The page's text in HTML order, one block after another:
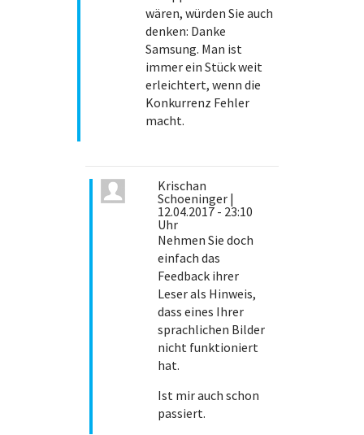
wären, würden Sie auch
denken: Danke
Samsung. Man ist
immer ein Stück weit
erleichtert, wenn die
Konkurrenz Fehler
macht.
Krischan
Schoeninger |
12.04.2017 - 23:10
Uhr
Nehmen Sie doch
einfach das
Feedback ihrer
Leser als Hinweis,
dass eines Ihrer
sprachlichen Bilder
nicht funktioniert
hat.
Ist mir auch schon
passiert.